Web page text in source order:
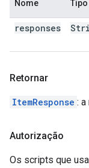
Nome Tipo
responses
Retornar
ItemResponse :
Autorização
Os scripts que